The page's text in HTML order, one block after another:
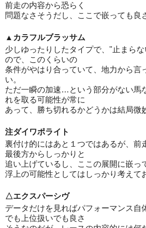
前走の内容から恐らく
問題なさそうだし、ここで嵌っても良
▲カラフルブラッサム
少しゆったりしたタイプで、"止まら
ので、このくらいの
条件がやはり合っていて、地力から言
い。
ただ一瞬の加速…という部分がない馬
れを取る可能性が常に
あって、勝ち切れるかどうかは結局微
注ダイワポライト
裏付け的にはあと１つではあるが、前
最後方からしっかりと
追い上げているし、ここの展開に嵌っ
浮上の可能性としてはしっかり考えて
△エクスパーシヴ
データだけを見ればパフォーマンス自
でも上位扱いでも良さ